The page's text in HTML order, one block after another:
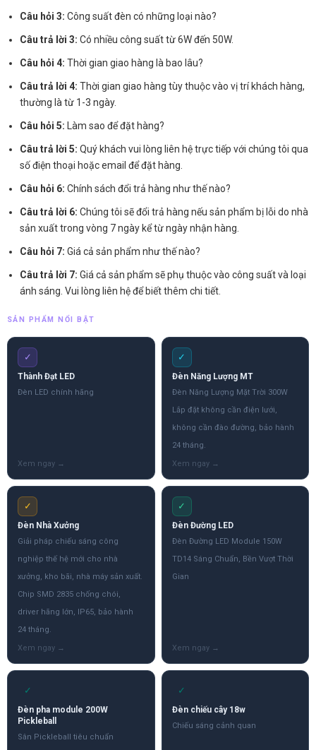
Câu hỏi 3: Công suất đèn có những loại nào?
Câu trả lời 3: Có nhiều công suất từ 6W đến 50W.
Câu hỏi 4: Thời gian giao hàng là bao lâu?
Câu trả lời 4: Thời gian giao hàng tùy thuộc vào vị trí khách hàng,
thường là từ 1-3 ngày.
Câu hỏi 5: Làm sao để đặt hàng?
Câu trả lời 5: Quý khách vui lòng liên hệ trực tiếp với chúng tôi qua
số điện thoại hoặc email để đặt hàng.
Câu hỏi 6: Chính sách đổi trả hàng như thế nào?
Câu trả lời 6: Chúng tôi sẽ đổi trả hàng nếu sản phẩm bị lỗi do nhà
sản xuất trong vòng 7 ngày kể từ ngày nhận hàng.
Câu hỏi 7: Giá cả sản phẩm như thế nào?
Câu trả lời 7: Giá cả sản phẩm sẽ phụ thuộc vào công suất và loại
ánh sáng. Vui lòng liên hệ để biết thêm chi tiết.
SẢN PHẨM NỔI BẬT
✓
Thành Đạt LED
Đèn LED chính hãng
✓
Đèn Năng Lượng MT
Đèn Năng Lượng Mặt Trời 300W
Lắp đặt không cần điện lưới,
không cần đào đường, bảo hành
24 tháng.
✓
Đèn Nhà Xưởng
Giải pháp chiếu sáng công
nghiệp thế hệ mới cho nhà
xưởng, kho bãi, nhà máy sản xuất.
Chip SMD 2835 chống chói,
driver hãng lớn, IP65, bảo hành
24 tháng.
✓
Đèn Đường LED
Đèn Đường LED Module 150W
TD14 Sáng Chuẩn, Bền Vượt Thời
Gian
✓
Đèn pha module 200W
Pickleball
Sân Pickleball tiêu chuẩn
✓
Đèn chiếu cây 18w
Chiếu sáng cảnh quan